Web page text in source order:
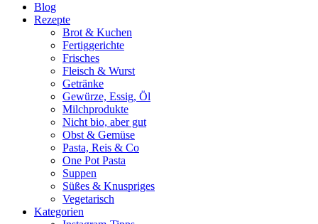
Blog
Rezepte
Brot & Kuchen
Fertiggerichte
Frisches
Fleisch & Wurst
Getränke
Gewürze, Essig, Öl
Milchprodukte
Nicht bio, aber gut
Obst & Gemüse
Pasta, Reis & Co
One Pot Pasta
Suppen
Süßes & Knuspriges
Vegetarisch
Kategorien